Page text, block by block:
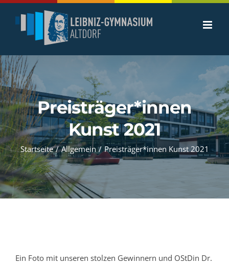
Inhalt
Preisträger*innen
Kunst 2021
Startseite / Allgemein / Preisträger*innen Kunst 2021
Ein Foto mit unseren stolzen Gewinnern und OStDin Dr.